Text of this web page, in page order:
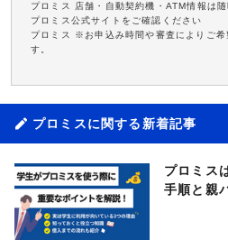
プロミス 店舗・自動契約機・ATM情報は
プロミス公式サイトをご確認ください
プロミス ※お申込み時間や審査によりご希
す。
プロミスに関する新着記事
プロミス
手順と親